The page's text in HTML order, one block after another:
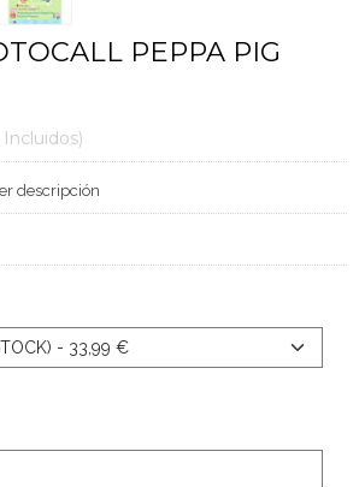
PEPPA PIG
descripción